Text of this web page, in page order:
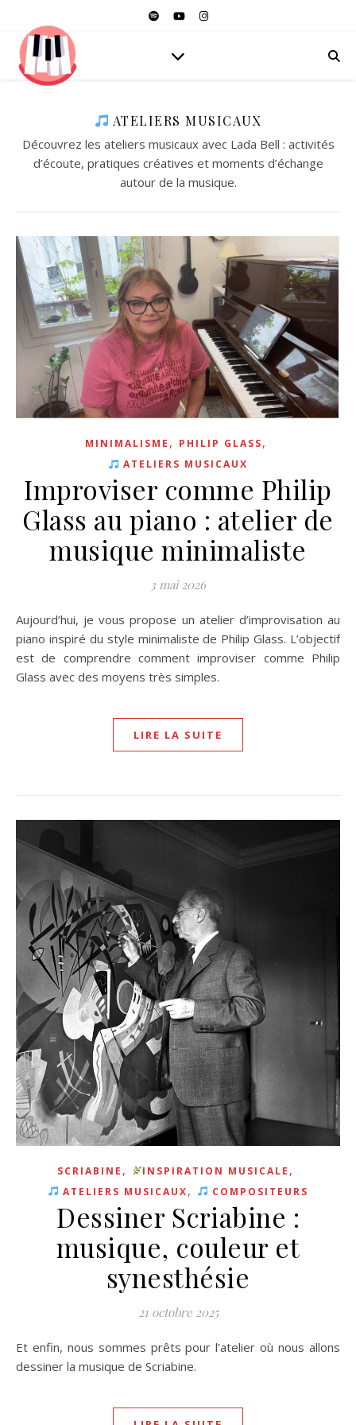
ATELIERS MUSICAUX
Découvrez les ateliers musicaux avec Lada Bell : activités
d’écoute, pratiques créatives et moments d’échange
autour de la musique.
MINIMALISME , PHILIP GLASS,
ATELIERS MUSICAUX
Improviser comme Philip
Glass au piano : atelier de
musique minimaliste
3 mai 2026
Aujourd’hui, je vous propose un atelier d’improvisation au
piano inspiré du style minimaliste de Philip Glass. L’objectif
est de comprendre comment improviser comme Philip
Glass avec des moyens très simples.
LIRE LA SUITE
SCRIABINE , INSPIRATION MUSICALE ,
ATELIERS MUSICAUX, COMPOSITEURS
Dessiner Scriabine :
musique, couleur et
synesthésie
21 octobre 2025
Et enfin, nous sommes prêts pour l’atelier où nous allons
dessiner la musique de Scriabine.